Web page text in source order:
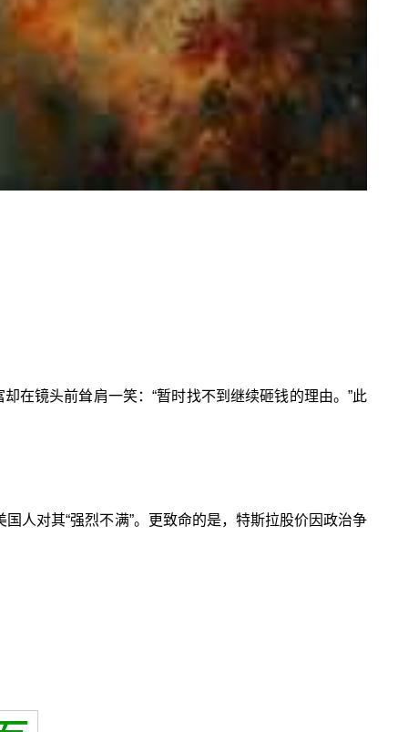
在镜头前耸肩一笑：“暂时找不到继续砸钱的理由。”此
人对其“强烈不满”。更致命的是，特斯拉股价因政治争